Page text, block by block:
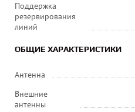
Поддержка
резервирования
линий
ОБЩИЕ ХАРАКТЕРИСТИКИ
Антенна
Внешние
антенны